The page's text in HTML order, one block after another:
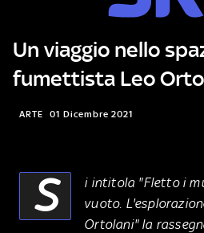
Un viaggio nello
fumettista Leo
ARTE 01 Dicembre 2021
S
i intitola "Fletto i
vuoto.
Ortolani" la